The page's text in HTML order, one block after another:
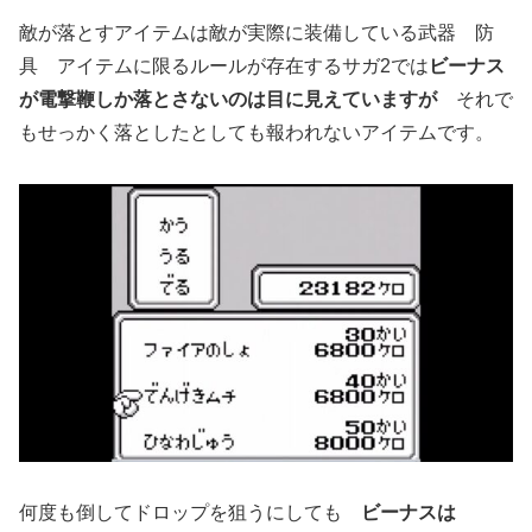
敵が落とすアイテムは敵が実際に装備している武器 防
具 アイテムに限るルールが存在するサガ2では ビーナス
が電撃鞭しか落とさないのは目に見えていますがそれで
もせっかく落としたとしても報われないアイテムです。
何度も倒してドロップを狙うにしても ビーナスは